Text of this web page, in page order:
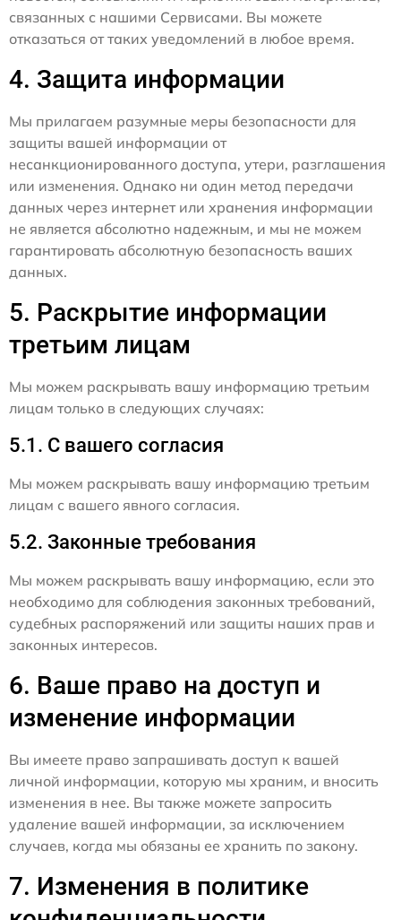
связанных с нашими Сервисами. Вы можете
отказаться от таких уведомлений в любое время.
4. Защита информации
Мы прилагаем разумные меры безопасности для
защиты вашей информации от
несанкционированного доступа, утери, разглашения
или изменения. Однако ни один метод передачи
данных через интернет или хранения информации
не является абсолютно надежным, и мы не можем
гарантировать абсолютную безопасность ваших
данных.
5. Раскрытие информации
третьим лицам
Мы можем раскрывать вашу информацию третьим
лицам только в следующих случаях:
5.1. С вашего согласия
Мы можем раскрывать вашу информацию третьим
лицам с вашего явного согласия.
5.2. Законные требования
Мы можем раскрывать вашу информацию, если это
необходимо для соблюдения законных требований,
судебных распоряжений или защиты наших прав и
законных интересов.
6. Ваше право на доступ и
изменение информации
Вы имеете право запрашивать доступ к вашей
личной информации, которую мы храним, и вносить
изменения в нее. Вы также можете запросить
удаление вашей информации, за исключением
случаев, когда мы обязаны ее хранить по закону.
7. Изменения в политике